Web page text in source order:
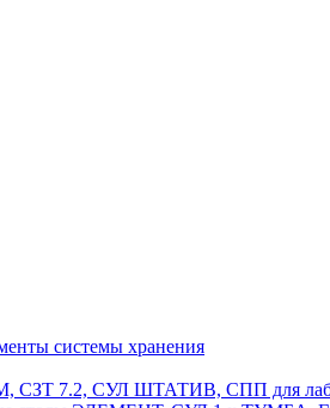
системы хранения
СЗТ 7.2, СУЛ ШТАТИВ, СПП для